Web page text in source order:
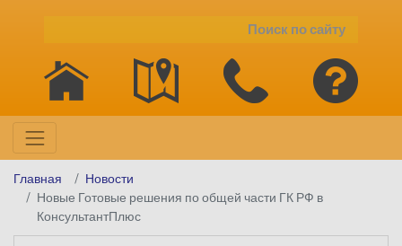
Главная
Новости
Новые Готовые решения по общей части ГК РФ в
КонсультантПлюс